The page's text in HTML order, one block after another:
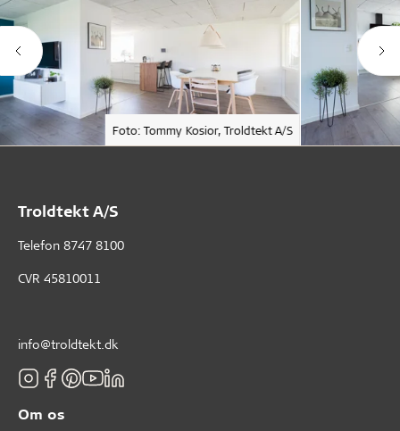
Foto: Tommy Kosior, Troldtekt A/S
Troldtekt A/S
Telefon 8747 8100
CVR 45810011
info@troldtekt.dk
Om os